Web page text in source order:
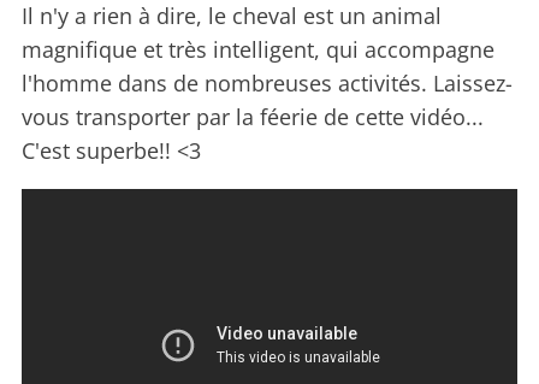
Il n'y a rien à dire, le cheval est un animal
magnifique et très intelligent, qui accompagne
l'homme dans de nombreuses activités. Laissez-
vous transporter par la féerie de cette vidéo...
C'est superbe!! <3